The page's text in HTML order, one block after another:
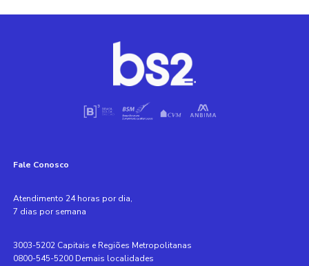
Fale Conosco
Atendimento 24 horas por dia,
7 dias por semana
3003-5202 Capitais e Regiões Metropolitanas
0800-545-5200 Demais localidades